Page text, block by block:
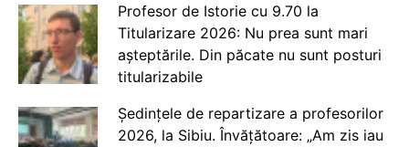
Profesor de Istorie cu 9.70 la
Titularizare 2026: Nu prea sunt mari
așteptările. Din păcate nu sunt posturi
titularizabile
Ședințele de repartizare a profesorilor
2026, la Sibiu. Învățătoare: „Am zis iau